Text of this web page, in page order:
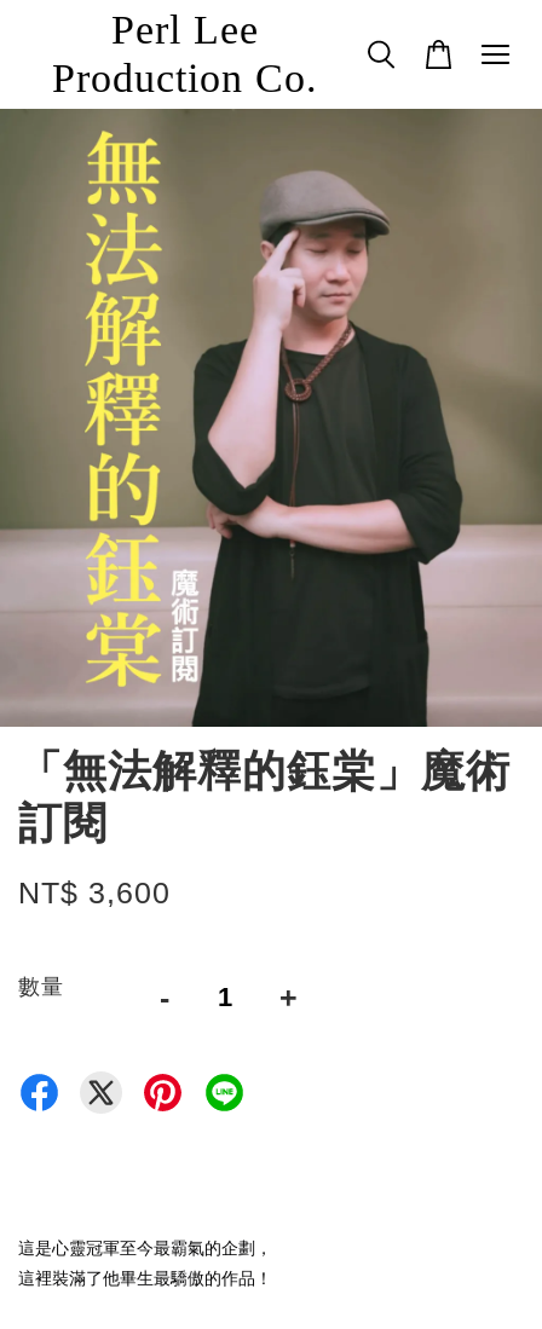
Perl Lee
Production Co.
「無法解釋的鈺棠」魔術
訂閱
NT$ 3,600
數量 - +
這是心靈冠軍至今最霸氣的企劃，
這裡裝滿了他畢生最驕傲的作品！